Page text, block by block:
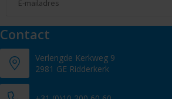
Contact
Verlengde Kerkweg 9
2981 GE Ridderkerk